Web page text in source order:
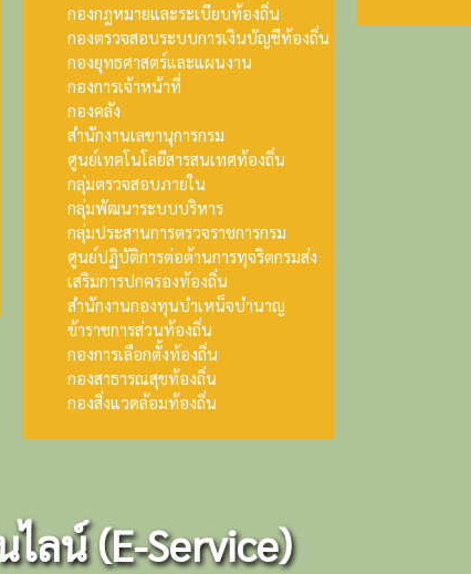
กองกฎหมายและระเบียบท้องถิ่น
กองตรวจสอบระบบการเงินบัญชีท้องถิ่น
กองยุทธศาสตร์และแผนงาน
กองการเจ้าหน้าที่
กองคลัง
สำนักงานเลขานุการกรม
ศูนย์เทคโนโลยีสารสนเทศท้องถิ่น
กลุ่มตรวจสอบภายใน
กลุ่มพัฒนาระบบบริหาร
กลุ่มประสานการตรวจราชการกรม
ศูนย์ปฏิบัติการต่อต้านการทุจริตกรมส่ง
เสริมการปกครองท้องถิ่น
สำนักงานกองทุนบำเหน็จบำนาญ
ข้าราชการส่วนท้องถิ่น
กองการเลือกตั้งท้องถิ่น
กองสาธารณสุขท้องถิ่น
กองสิ่งแวดล้อมท้องถิ่น
ลน์ (E-Service)